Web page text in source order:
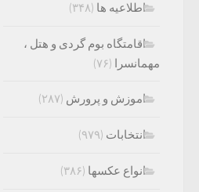
اطلاعیه ها (۳۴۸)
اقامتگاه بوم گردی و هتل ،
مهمانسرا (۷۶)
اموزش و پرورش (۲۸۷)
انتخابات (۹۷۹)
انواع عکسها (۳۸۶)